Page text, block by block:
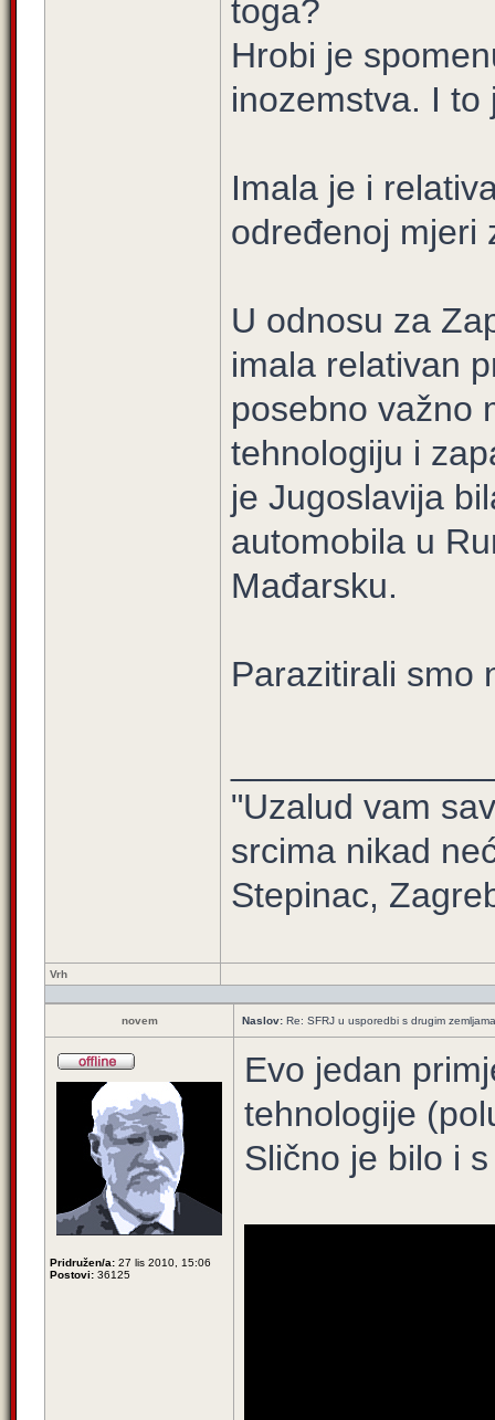
toga?
Hrobi je
inozemstva. I to
Imala je i
određenoj mjeri
U odnosu za
imala relativan
posebno važno
tehnologiju i
je Jugoslavija
automobila u
Mađarsku.
Parazitirali smo
"Uzalud vam
srcima nikad
Stepinac,
Vrh
novem Naslov: Re: SFRJ u usporedbi s drugim zemljama
Pridružen/a: 27 lis 2010, 15:06
Postovi: 36125
Evo jedan
tehnologije
Slično je bilo i